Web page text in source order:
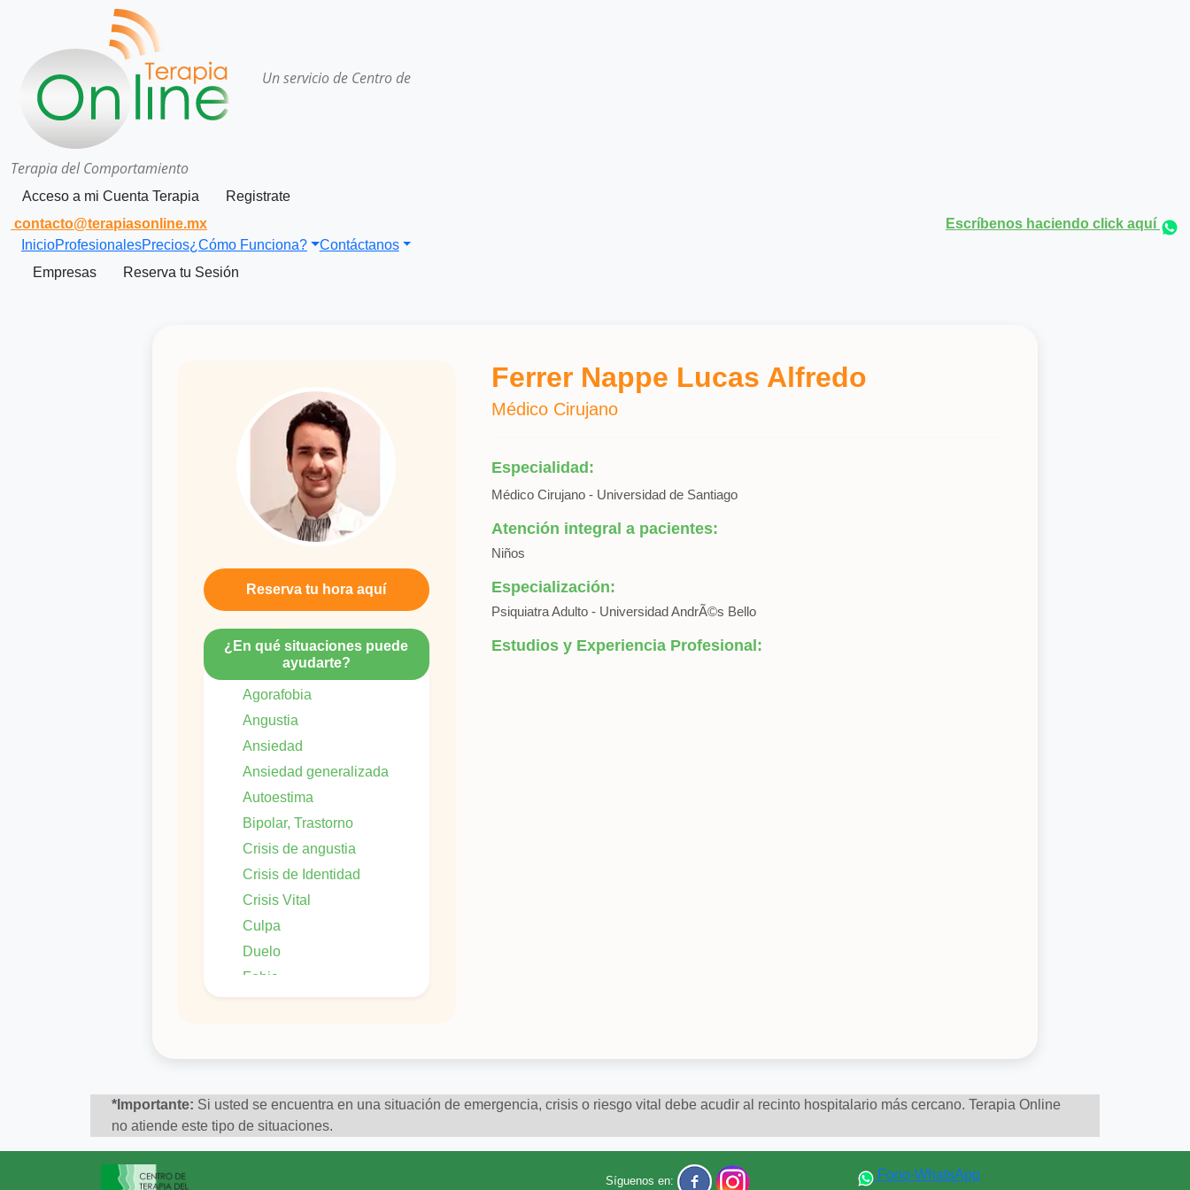
Un servicio de Centro de
Terapia del Comportamiento
Acceso a mi Cuenta Terapia
Registrate
contacto@terapiasonline.mx
Escríbenos haciendo click aquí
InicioProfesionalesPrecios¿Cómo Funciona?
Contáctanos
Empresas
Reserva tu Sesión
Ferrer Nappe Lucas Alfredo
Médico Cirujano
Especialidad:
Médico Cirujano - Universidad de Santiago
Atención integral a pacientes:
Niños
Especialización:
Psiquiatra Adulto - Universidad AndrÃ©s Bello
Estudios y Experiencia Profesional:
Reserva tu hora aquí
¿En qué situaciones puede
ayudarte?
Agorafobia
Angustia
Ansiedad
Ansiedad generalizada
Autoestima
Bipolar, Trastorno
Crisis de angustia
Crisis de Identidad
Crisis Vital
Culpa
Duelo
Fobia
Miedo
Negativismo
*Importante: Si usted se encuentra en una situación de emergencia, crisis o riesgo vital debe acudir al recinto hospitalario más cercano. Terapia Online
no atiende este tipo de situaciones.
Síguenos en: Fono-WhatsApp